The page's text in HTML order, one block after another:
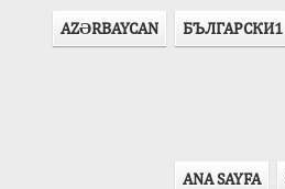
AZӘRBAYCAN БЪЛГАРСКИ1
ANA SAYFA